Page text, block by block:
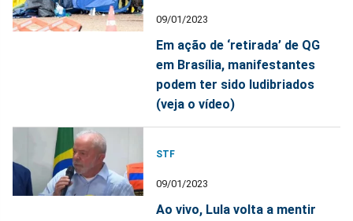
09/01/2023
Em ação de ‘retirada’ de QG
em Brasília, manifestantes
podem ter sido ludibriados
(veja o vídeo)
STF
09/01/2023
Ao vivo, Lula volta a mentir